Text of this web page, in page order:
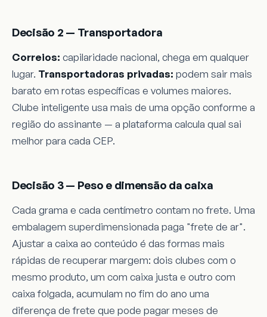
Decisão 2 — Transportadora
Correios: capilaridade nacional, chega em qualquer
lugar. Transportadoras privadas: podem sair mais
barato em rotas específicas e volumes maiores.
Clube inteligente usa mais de uma opção conforme a
região do assinante — a plataforma calcula qual sai
melhor para cada CEP.
Decisão 3 — Peso e dimensão da caixa
Cada grama e cada centímetro contam no frete. Uma
embalagem superdimensionada paga "frete de ar".
Ajustar a caixa ao conteúdo é das formas mais
rápidas de recuperar margem: dois clubes com o
mesmo produto, um com caixa justa e outro com
caixa folgada, acumulam no fim do ano uma
diferença de frete que pode pagar meses de